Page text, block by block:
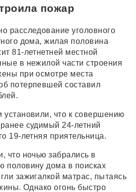
пожар
расследование уголовного
дома, жилая половина
81-летнетней местной
в нежилой части строения
при осмотре места
потерпевшей составил
установили, что к совершению
судимый 24-летний
19-летняя приятельница.
что ночью забрались в
половину дома в поисках
зажигалкой матрас, пытаясь
Однако огонь быстро